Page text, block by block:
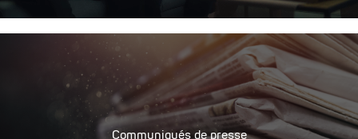
Communiqués de presse